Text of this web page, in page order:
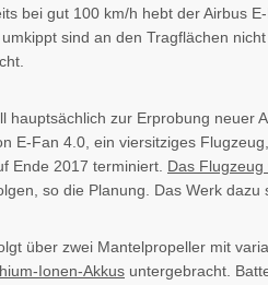
bei gut 100 km/h hebt der Airbus
sind an den Tragflächen
hauptsächlich zur Erprobung neuer
E-Fan 4.0, ein viersitziges
Ende 2017 terminiert. Das
so die Planung. Das Werk
über zwei Mantelpropeller mit
Ionen-Akkus untergebracht.